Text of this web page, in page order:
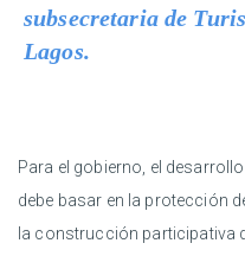
subsecretaria de
Lagos.
Para el gobierno, el
debe basar en la protección
la construcción participativa